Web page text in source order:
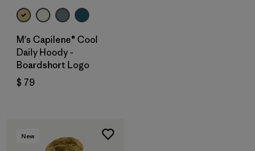
M's Capilene® Cool
Daily Hoody -
Boardshort Logo
$ 79
New